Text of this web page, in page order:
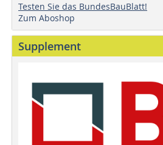
Testen Sie das BundesBauBlatt!
Zum Aboshop
Supplement